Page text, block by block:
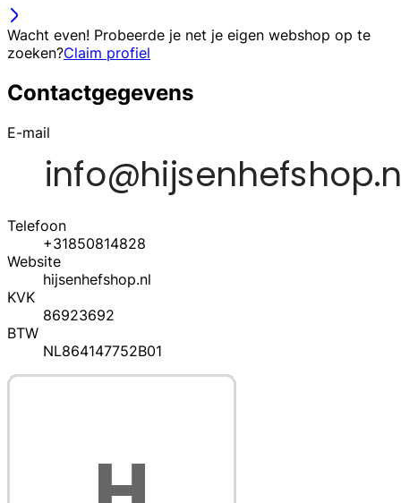
Wacht even! Probeerde je net je eigen webshop op te
zoeken?Claim profiel
Contactgegevens
E-mail
Telefoon
+31850814828
Website
hijsenhefshop.nl
KVK
86923692
BTW
NL864147752B01